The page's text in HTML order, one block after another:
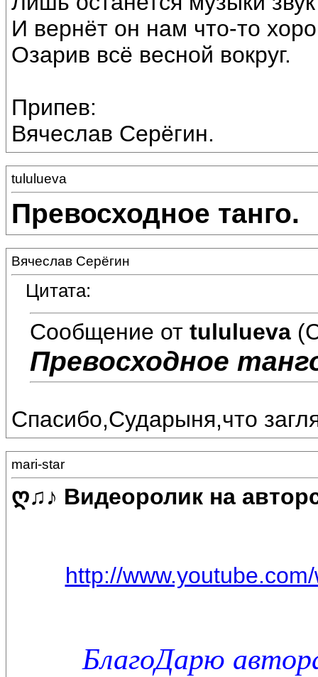
И вернёт он нам что-то
Озарив всё весной вокруг.
Припев:
Вячеслав Серёгин.
tululueva
Превосходное танго.
Вячеслав Серёгин
Цитата:
Сообщение от tululueva
Превосходное
Спасибо,Сударыня,что
mari-star
ღ♫♪ Видеоролик на
http://
БлагоДарю